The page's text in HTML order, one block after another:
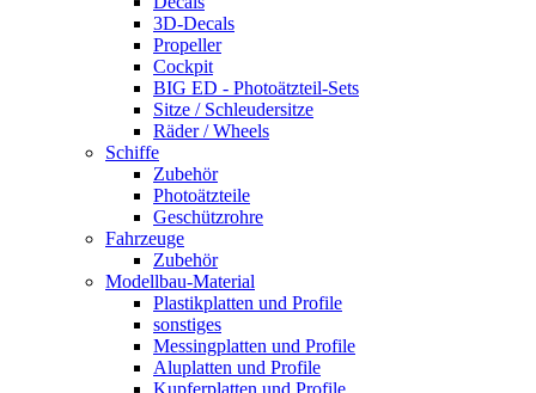
3D-Decals
Propeller
Cockpit
BIG ED - Photoätzteil-Sets
Sitze / Schleudersitze
Räder / Wheels
Schiffe
Zubehör
Photoätzteile
Geschützrohre
Fahrzeuge
Zubehör
Modellbau-Material
Plastikplatten und Profile
sonstiges
Messingplatten und Profile
Aluplatten und Profile
Kupferplatten und Profile